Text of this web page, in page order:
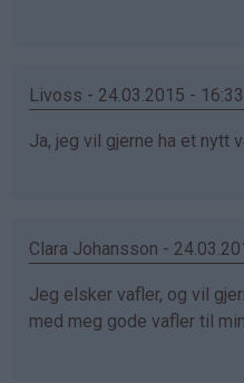
Livoss - 24.03.2015 - 16:33
Ja, jeg vil gjerne ha et nytt
Clara Johansson -
Jeg elsker vafler, og vil
med meg gode vafler til